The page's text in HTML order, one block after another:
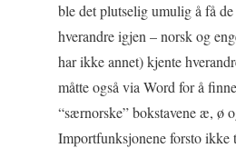
ble det plutselig umulig å få
hverandre igjen – norsk og
har ikke annet) kjente
måtte også via Word for å
“særnorske” bokstavene æ, ø
Importfunksjonene forsto ikke